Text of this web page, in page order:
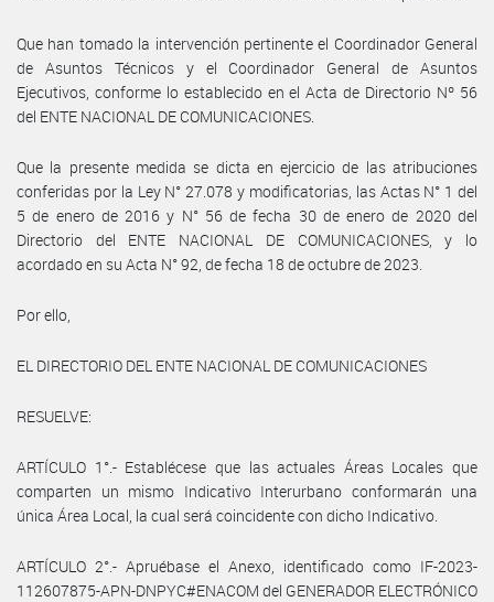
Que han tomado la intervención pertinente el Coordinador General
de Asuntos Técnicos y el Coordinador General de Asuntos
Ejecutivos, conforme lo establecido en el Acta de Directorio Nº 56
del ENTE NACIONAL DE COMUNICACIONES.
Que la presente medida se dicta en ejercicio de las atribuciones
conferidas por la Ley N° 27.078 y modificatorias, las Actas N° 1 del
5 de enero de 2016 y N° 56 de fecha 30 de enero de 2020 del
Directorio del ENTE NACIONAL DE COMUNICACIONES, y lo
acordado en su Acta N° 92, de fecha 18 de octubre de 2023.
Por ello,
EL DIRECTORIO DEL ENTE NACIONAL DE COMUNICACIONES
RESUELVE:
ARTÍCULO 1°.- Establécese que las actuales Áreas Locales que
comparten un mismo Indicativo Interurbano conformarán una
única Área Local, la cual será coincidente con dicho Indicativo.
ARTÍCULO 2°.- Apruébase el Anexo, identificado como IF-2023-
112607875-APN-DNPYC#ENACOM del GENERADOR ELECTRÓNICO